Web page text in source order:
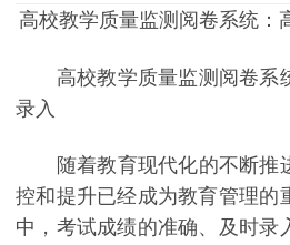
高校教学质量监测阅卷系统：
高校教学质量监测阅卷系
录入
随着教育现代化的不断推
控和提升已经成为教育管理的
中，考试成绩的准确、及时录